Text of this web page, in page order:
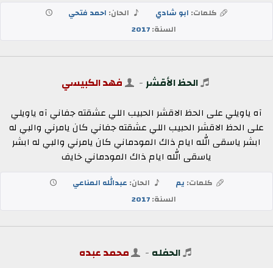
كلمات: ابو شادي الحان: احمد فتحي
السنة:2017
الحظ الأقشر- فهد الكبيسي
آه ياويلي على الحظ الاقشر الحبيب اللي عشقته جفاني آه ياويلي
على الحظ الاقشر الحبيب اللي عشقته جفاني كان يامرني والبي له
ابشر ياسقى الله ايام ذاك المودماني كان يامرني والبي له ابشر
ياسقى الله ايام ذاك المودماني خايف
كلمات: يم الحان: عبدالله المناعي
السنة:2017
الحفله - محمد عبده